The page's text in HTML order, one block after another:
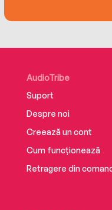
AudioTribe
Suport
Despre noi
Creează un cont
Cum funcționează
Retragere din